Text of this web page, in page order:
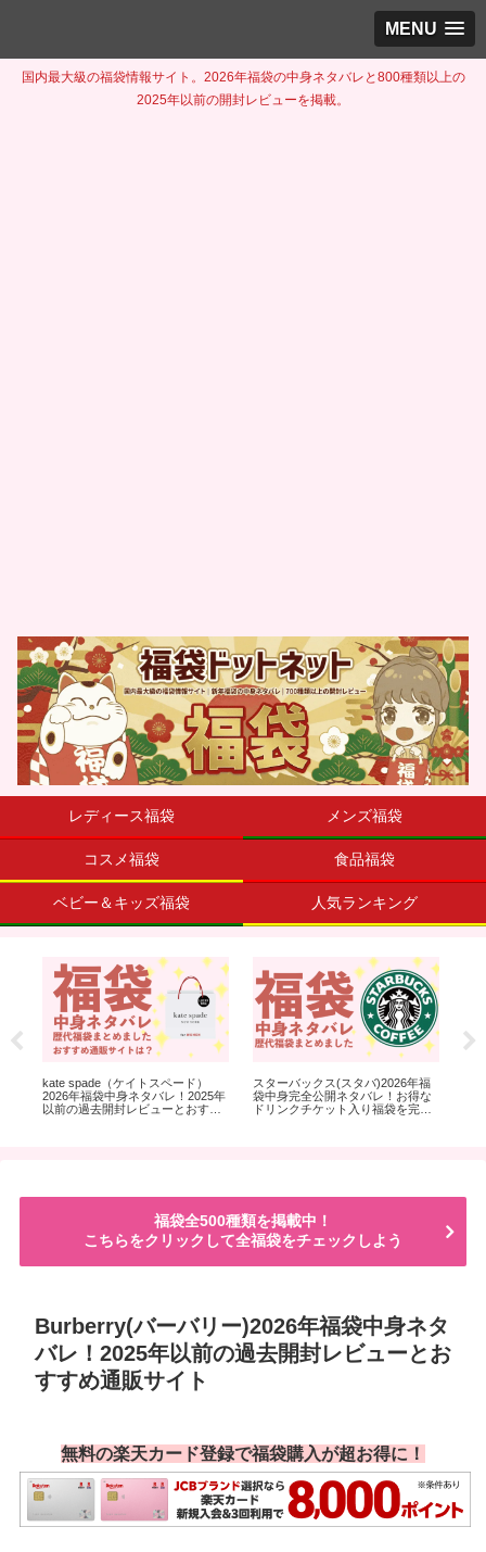
MENU
国内最大級の福袋情報サイト。2026年福袋の中身ネタバレと800種類以上の
2025年以前の開封レビューを掲載。
レディース福袋 メンズ福袋
コスメ福袋 食品福袋
ベビー＆キッズ福袋 人気ランキング
kate spade（ケイトスペード）
2026年福袋中身ネタバレ！2025年
以前の過去開封レビューとおすす
スターバックス(スタバ)2026年福
袋中身完全公開ネタバレ！お得な
ドリンクチケット入り福袋を完売
福袋全500種類を掲載中！
こちらをクリックして全福袋をチェックしよう
Burberry(バーバリー)2026年福袋中身ネタ
バレ！2025年以前の過去開封レビューとお
すすめ通販サイト
無料の楽天カード登録で福袋購入が超お得に！